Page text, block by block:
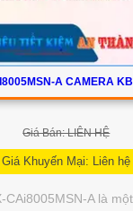
A CAMERA
Giá Bán: LIÊN HỆ
Giá Khuyến Mại: Liên hệ
CAi8005MSN-A là